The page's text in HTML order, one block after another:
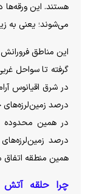
هستند. این ورقه‌ها
می‌شوند؛ یعنی به
این مناطق فرورانش
گرفته تا سواحل
همین منطقه اتفاق
چرا حلقه آتش